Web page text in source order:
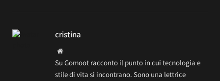
cristina
Website
Su Gomoot racconto il punto in cui tecnologia e
stile di vita si incontrano. Sono una lettrice